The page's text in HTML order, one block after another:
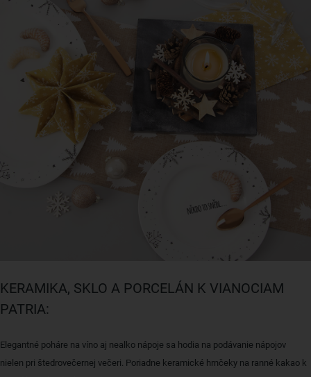
KERAMIKA, SKLO A PORCELÁN K VIANOCIAM
PATRIA:
Elegantné poháre na víno aj nealko nápoje sa hodia na podávanie nápojov
nielen pri štedrovečernej večeri. Poriadne keramické hrnčeky na ranné kakao k